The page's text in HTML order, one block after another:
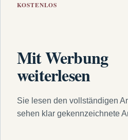
KOSTENLOS
Mit Werbung
weiterlesen
Sie lesen den vollständigen
sehen klar gekennzeichnete